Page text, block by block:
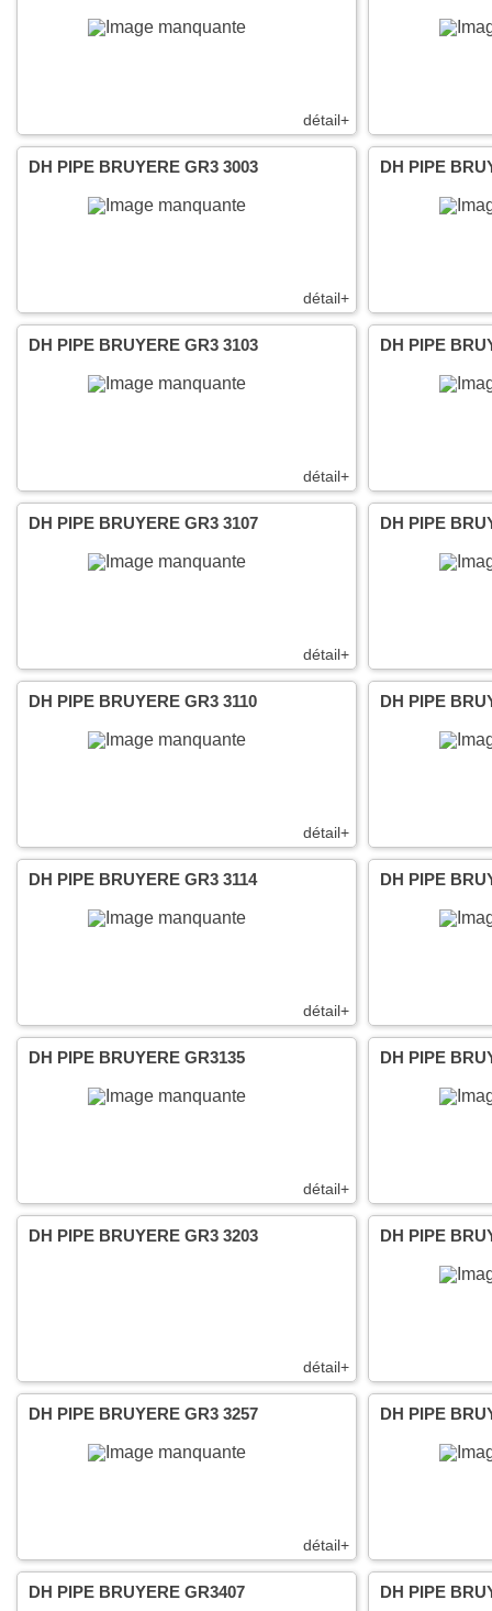
détail+
détail+
DH PIPE BRUYERE GR3 3003 DH PIPE
détail+
DH PIPE BRUYERE GR3 3103 DH PIPE
détail+
DH PIPE BRUYERE GR3 3107 DH PIPE
détail+
DH PIPE BRUYERE GR3 3110 DH PIPE
détail+
DH PIPE BRUYERE GR3 3114 DH PIPE
détail+
DH PIPE BRUYERE GR3135 DH PIPE
détail+
DH PIPE BRUYERE GR3 3203 DH PIPE
détail+
DH PIPE BRUYERE GR3 3257 DH PIPE
DH PIPE BRUYERE GR3407 DH PIPE